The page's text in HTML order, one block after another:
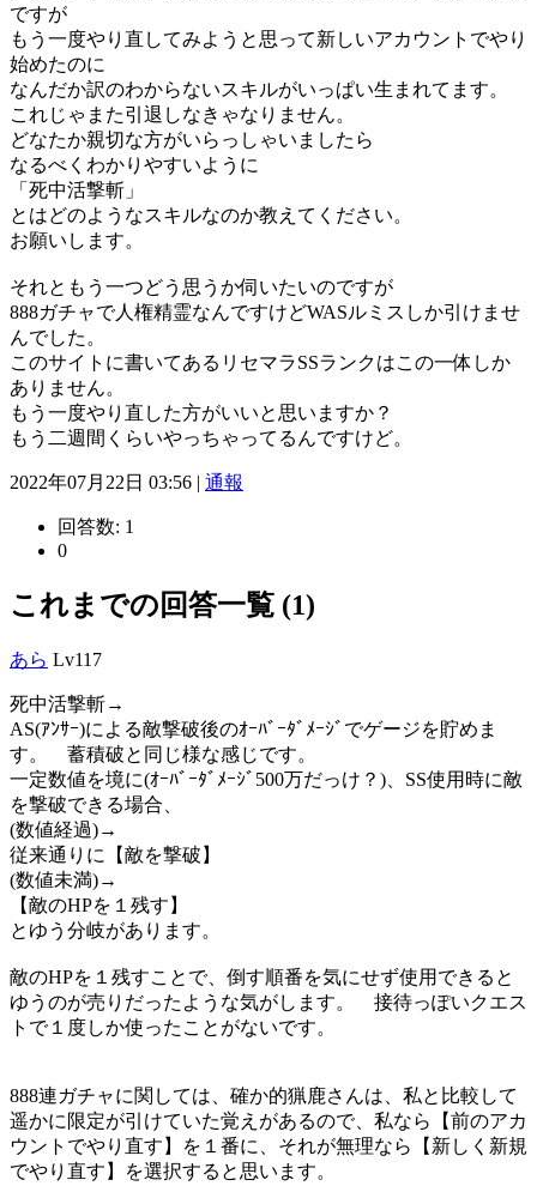
ですが
もう一度やり直してみようと思って新しいアカウントでやり
始めたのに
なんだか訳のわからないスキルがいっぱい生まれてます。
これじゃまた引退しなきゃなりません。
どなたか親切な方がいらっしゃいましたら
なるべくわかりやすいように
「死中活撃斬」
とはどのようなスキルなのか教えてください。
お願いします。
それともう一つどう思うか伺いたいのですが
888ガチャで人権精霊なんですけどWASルミスしか引けませ
んでした。
このサイトに書いてあるリセマラSSランクはこの一体しか
ありません。
もう一度やり直した方がいいと思いますか？
もう二週間くらいやっちゃってるんですけど。
2022年07月22日 03:56 | 通報
回答数: 1
0
これまでの回答一覧 (1)
あら Lv117
死中活撃斬→
AS(ｱﾝｻｰ)による敵撃破後のｵｰﾊﾞｰﾀﾞﾒｰｼﾞでゲージを貯めま
す。 蓄積破と同じ様な感じです。
一定数値を境に(ｵｰﾊﾞｰﾀﾞﾒｰｼﾞ500万だっけ？)、SS使用時に敵
を撃破できる場合、
(数値経過)→
従来通りに【敵を撃破】
(数値未満)→
【敵のHPを１残す】
とゆう分岐があります。
敵のHPを１残すことで、倒す順番を気にせず使用できると
ゆうのが売りだったような気がします。 接待っぽいクエス
トで１度しか使ったことがないです。
888連ガチャに関しては、確か的猟鹿さんは、私と比較して
遥かに限定が引けていた覚えがあるので、私なら【前のアカ
ウントでやり直す】を１番に、それが無理なら【新しく新規
でやり直す】を選択すると思います。